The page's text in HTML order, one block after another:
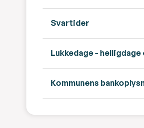
Svartider
Lukkedage - helligdage
Kommunens